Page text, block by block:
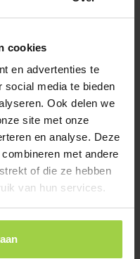
cookies
en advertenties te
social media te bieden
Ook delen we
site met onze
en analyse. Deze
met andere
of die ze hebben
van hun services.
spotyka się terminy takie jak
mogą wydawać się podobne,
i mają…